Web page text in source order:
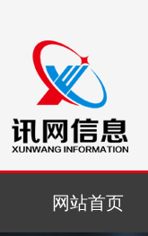
网站首页